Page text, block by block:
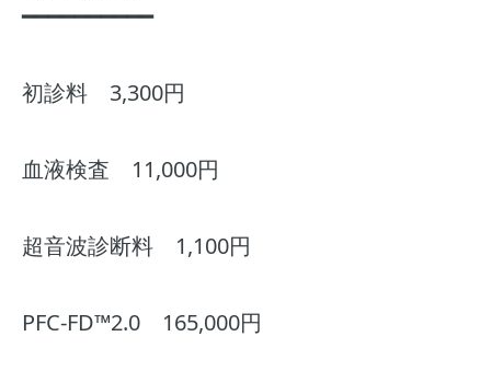
━━━━━━━━━━
初診料 3,300円
血液検査 11,000円
超音波診断料 1,100円
PFC-FD™2.0 165,000円